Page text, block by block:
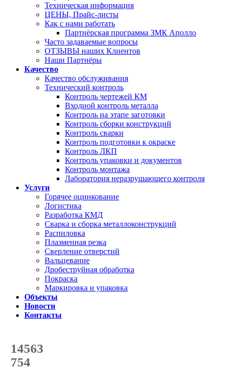
Техническая информация
ЦЕНЫ, Прайс-листы
Как с нами работать
Партнёрская программа ЗМК Аполло
Часто задаваемые вопросы
ОТЗЫВЫ наших Клиентов
Наши Партнёры
Качество
Качество обслуживания
Технический контроль
Контроль чертежей КМ
Входной контроль металла
Контроль на этапе заготовки
Контроль сборки конструкций
Контроль сварки
Контроль подготовки к окраске
Контроль ЛКП
Контроль упаковки и документов
Контроль монтажа
Лаборатория неразрушающего контроля
Услуги
Горячее оцинкование
Логистика
Разработка КМД
Сварка и сборка металлоконструкций
Распиловка
Плазменная резка
Сверление отверстий
Вальцевание
Дробеструйная обработка
Покраска
Маркировка и упаковка
Объекты
Новости
Контакты
14563
с начала года
754
с начала месяца